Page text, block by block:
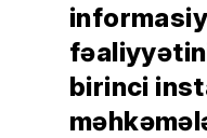
birinci